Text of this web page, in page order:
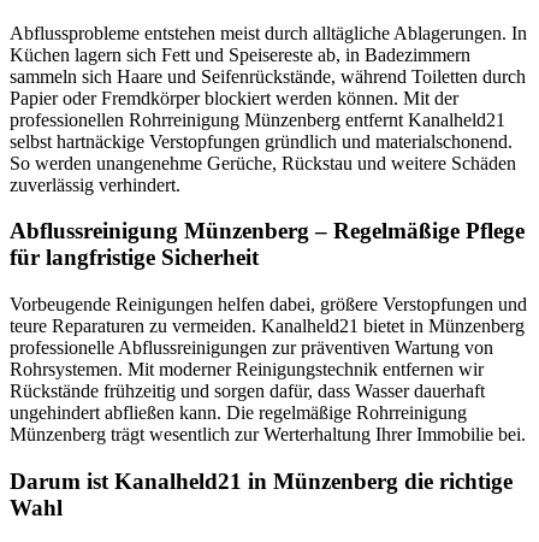
Abflussprobleme entstehen meist durch alltägliche Ablagerungen. In
Küchen lagern sich Fett und Speisereste ab, in Badezimmern
sammeln sich Haare und Seifenrückstände, während Toiletten durch
Papier oder Fremdkörper blockiert werden können. Mit der
professionellen Rohrreinigung Münzenberg entfernt Kanalheld21
selbst hartnäckige Verstopfungen gründlich und materialschonend.
So werden unangenehme Gerüche, Rückstau und weitere Schäden
zuverlässig verhindert.
Abflussreinigung Münzenberg – Regelmäßige Pflege
für langfristige Sicherheit
Vorbeugende Reinigungen helfen dabei, größere Verstopfungen und
teure Reparaturen zu vermeiden. Kanalheld21 bietet in Münzenberg
professionelle Abflussreinigungen zur präventiven Wartung von
Rohrsystemen. Mit moderner Reinigungstechnik entfernen wir
Rückstände frühzeitig und sorgen dafür, dass Wasser dauerhaft
ungehindert abfließen kann. Die regelmäßige Rohrreinigung
Münzenberg trägt wesentlich zur Werterhaltung Ihrer Immobilie bei.
Darum ist Kanalheld21 in Münzenberg die richtige
Wahl